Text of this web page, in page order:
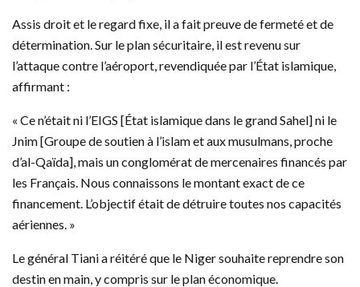
Assis droit et le regard fixe, il a fait preuve de fermeté et de
détermination. Sur le plan sécuritaire, il est revenu sur
l’attaque contre l’aéroport, revendiquée par l’État islamique,
affirmant :
« Ce n’était ni l’EIGS [État islamique dans le grand Sahel] ni le
Jnim [Groupe de soutien à l’islam et aux musulmans, proche
d’al-Qaïda], mais un conglomérat de mercenaires financés par
les Français. Nous connaissons le montant exact de ce
financement. L’objectif était de détruire toutes nos capacités
aériennes. »
Le général Tiani a réitéré que le Niger souhaite reprendre son
destin en main, y compris sur le plan économique.